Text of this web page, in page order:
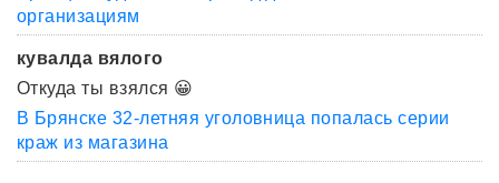
организациям
кувалда вялого
Откуда ты взялся 😀
В Брянске 32-летняя уголовница попалась серии
краж из магазина